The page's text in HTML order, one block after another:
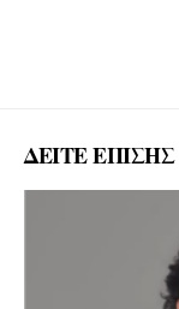
ΔΕΙΤΕ ΕΠΙΣΗΣ